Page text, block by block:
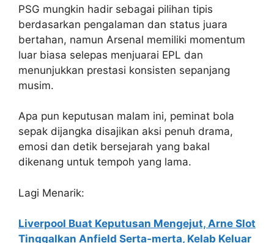
PSG mungkin hadir sebagai pilihan tipis
berdasarkan pengalaman dan status juara
bertahan, namun Arsenal memiliki momentum
luar biasa selepas menjuarai EPL dan
menunjukkan prestasi konsisten sepanjang
musim.
Apa pun keputusan malam ini, peminat bola
sepak dijangka disajikan aksi penuh drama,
emosi dan detik bersejarah yang bakal
dikenang untuk tempoh yang lama.
Lagi Menarik:
Liverpool Buat Keputusan Mengejut, Arne Slot
Tinggalkan Anfield Serta-merta, Kelab Keluar